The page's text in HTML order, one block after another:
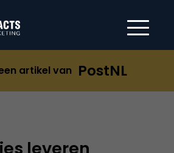
artikel van PostNL
leveren